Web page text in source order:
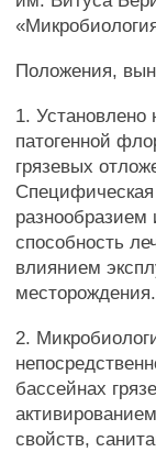
Положения,
1. Установлено
патогенной
грязевых
разнообразием
способность
влиянием
месторождения.
2.
бассейнах
свойств,